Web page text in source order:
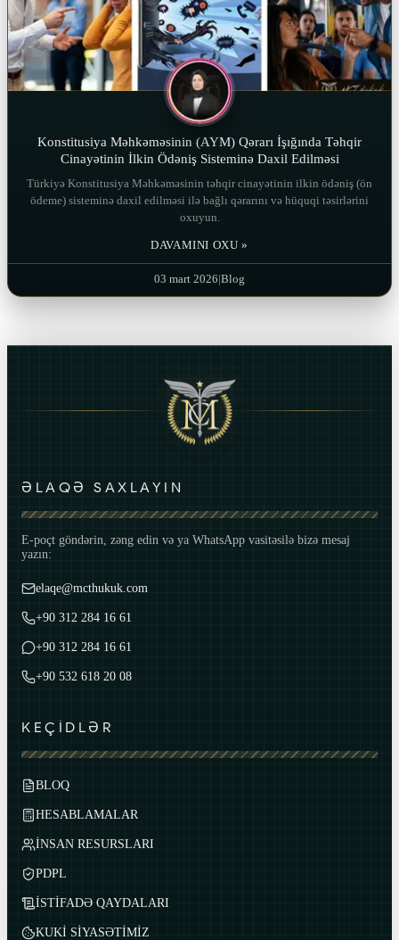
Konstitusiya Məhkəməsinin (AYM) Qərarı İşığında Təhqir
Cinayətinin İlkin Ödəniş Sisteminə Daxil Edilməsi
Türkiyə Konstitusiya Məhkəməsinin təhqir cinayətinin ilkin ödəniş (ön
ödeme) sisteminə daxil edilməsi ilə bağlı qərarını və hüquqi təsirlərini
oxuyun.
DAVAMINI OXU »
03 mart 2026 Blog
ƏLAQƏ SAXLAYIN
E-poçt göndərin, zəng edin və ya WhatsApp vasitəsilə bizə mesaj
yazın:
elaqe@mcthukuk.com
+90 312 284 16 61
+90 312 284 16 61
+90 532 618 20 08
KEÇİDLƏR
BLOQ
HESABLAMALAR
İNSAN RESURSLARI
PDPL
İSTİFADƏ QAYDALARI
KUKİ SİYASƏTİMİZ